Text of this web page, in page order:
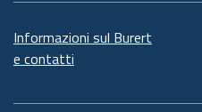
Informazioni sul Burert
e contatti